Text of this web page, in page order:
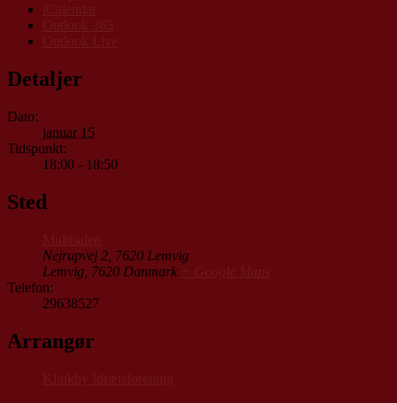
Detaljer
Dato:
januar 15
Tidspunkt:
18:00 - 18:50
Sted
Nejrupvej 2, 7620 Lemvig
Lemvig 7620 Danmark
Telefon:
29638527
Arrangør